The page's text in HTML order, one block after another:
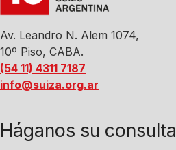
Av. Leandro N. Alem 1074,
10º Piso, CABA.
(54 11) 4311 7187
info@suiza.org.ar
Háganos su consulta